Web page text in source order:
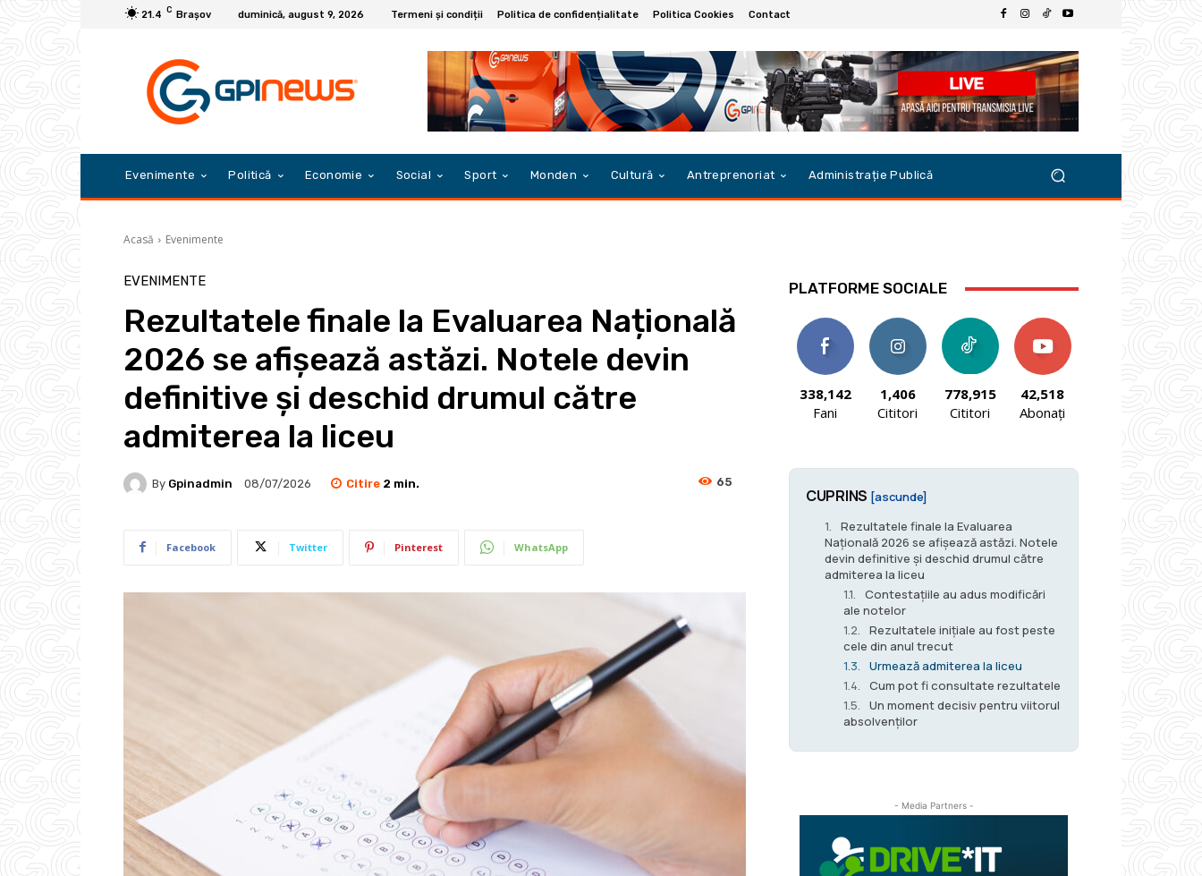
21.4 C Braşov duminică, august 9, 2026 Termeni și condiții Politica de confidențialitate Politica Cookies Contact
Evenimente Politică Economie Social Sport Monden Cultură Antreprenoriat Administrație Publică
Acasă Evenimente
EVENIMENTE
Rezultatele finale la Evaluarea Națională
2026 se afișează astăzi. Notele devin
definitive și deschid drumul către
admiterea la liceu
By Gpinadmin 08/07/2026 Citire 2 min. 65
Facebook Twitter Pinterest WhatsApp
PLATFORME SOCIALE
338,142
Fani
1,406
Cititori
778,915
Cititori
42,518
Abonați
CUPRINS [ascunde]
Rezultatele finale la Evaluarea
Națională 2026 se afișează astăzi. Notele
devin definitive și deschid drumul către
admiterea la liceu
Contestațiile au adus modificări
ale notelor
Rezultatele inițiale au fost peste
cele din anul trecut
Urmează admiterea la liceu
Cum pot fi consultate rezultatele
Un moment decisiv pentru viitorul
absolvenților
- Media Partners -